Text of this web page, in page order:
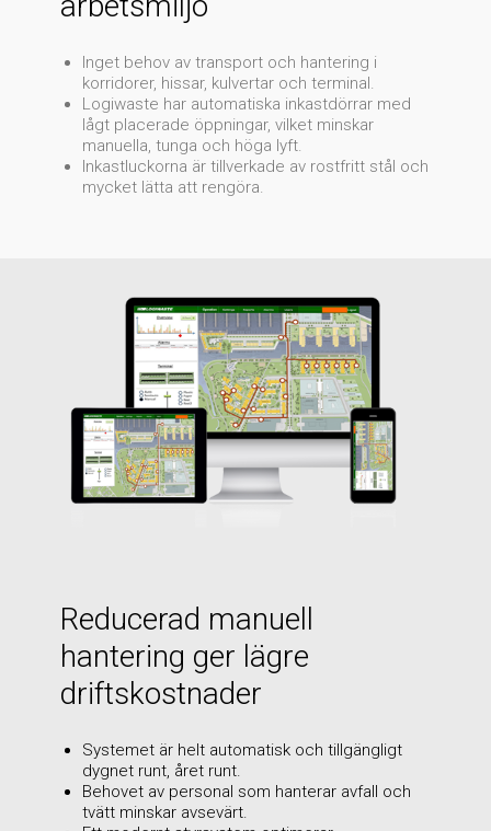
Inget behov av transport och hantering i
korridorer, hissar, kulvertar och terminal.
Logiwaste har automatiska inkastdörrar med
lågt placerade öppningar, vilket minskar
manuella, tunga och höga lyft.
Inkastluckorna är tillverkade av rostfritt stål och
mycket lätta att rengöra.
Reducerad manuell
hantering ger lägre
driftskostnader
Systemet är helt automatisk och tillgängligt
dygnet runt, året runt.
Behovet av personal som hanterar avfall och
tvätt minskar avsevärt.